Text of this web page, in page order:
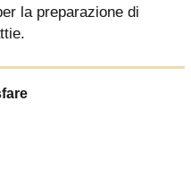
la preparazione di